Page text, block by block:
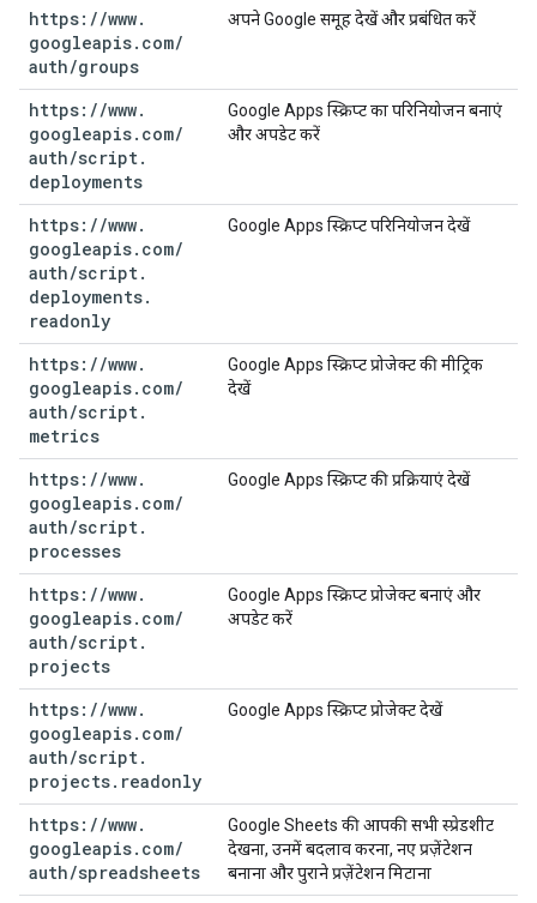
https: //www.
googleapis. com/
auth/groups
अपने Google समूह देखें और प्रबंधित करें
https: //www.
googleapis. com/
auth/script.
deployments
Google Apps स्क्रिप्ट का परिनियोजन बनाएं
और अपडेट करें
https: //www.
googleapis. com/
auth/script.
deployments.
readonly
Google Apps स्क्रिप्ट परिनियोजन देखें
https: //www.
googleapis. com/
auth/script.
metrics
Google Apps स्क्रिप्ट प्रोजेक्ट की मीट्रिक
देखें
https: //www.
googleapis. com/
auth/script.
processes
Google Apps स्क्रिप्ट की प्रक्रियाएं देखें
https: //www.
googleapis. com/
auth/script.
projects
Google Apps स्क्रिप्ट प्रोजेक्ट बनाएं और
अपडेट करें
https: //www.
googleapis. com/
auth/script.
projects. readonly
Google Apps स्क्रिप्ट प्रोजेक्ट देखें
https: //www.
googleapis. com/
auth/spreadsheets
Google Sheets की आपकी सभी स्प्रेडशीट
देखना, उनमें बदलाव करना, नए प्रज़ेंटेशन
बनाना और पुराने प्रज़ेंटेशन मिटाना